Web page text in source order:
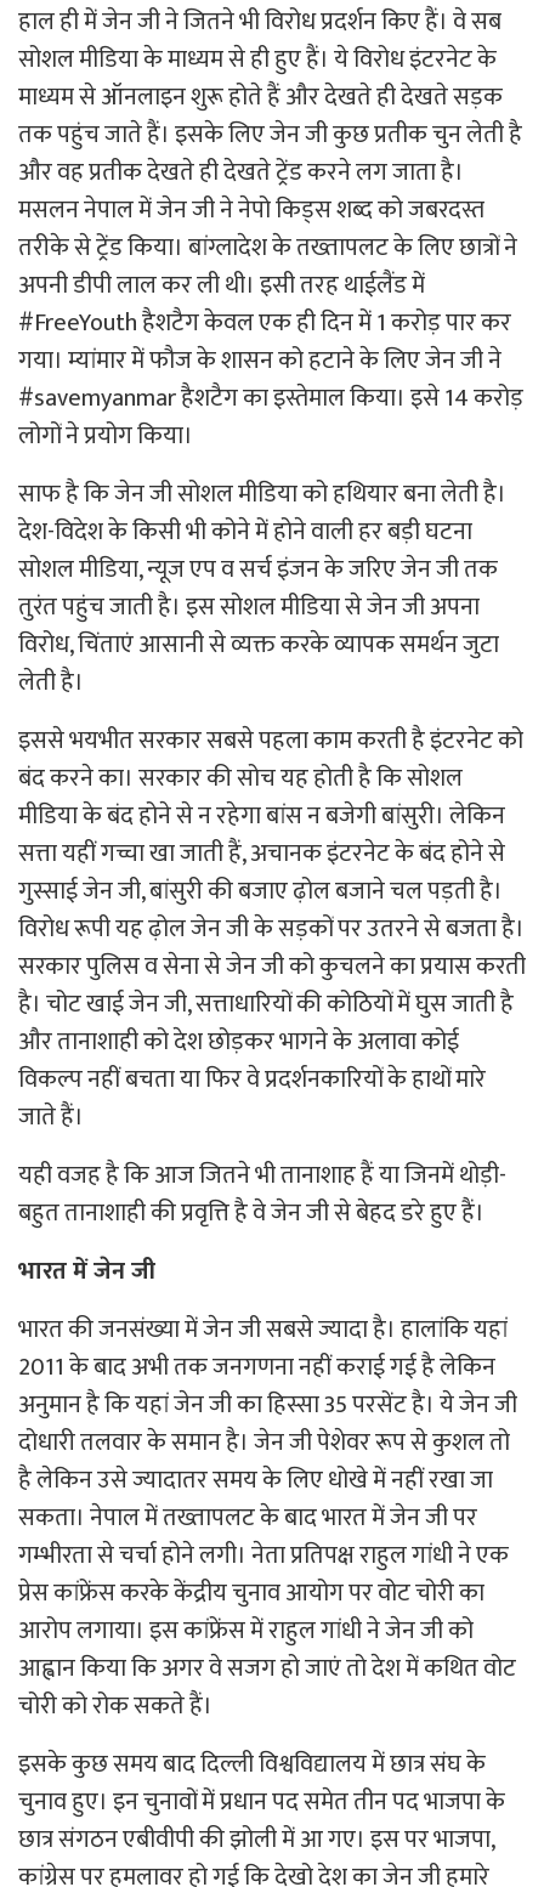
हाल ही में जेन जी ने जितने भी विरोध प्रदर्शन किए हैं। वे सब
सोशल मीडिया के माध्यम से ही हुए हैं। ये विरोध इंटरनेट के
माध्यम से ऑनलाइन शुरू होते हैं और देखते ही देखते सड़क
तक पहुंच जाते हैं। इसके लिए जेन जी कुछ प्रतीक चुन लेती है
और वह प्रतीक देखते ही देखते ट्रेंड करने लग जाता है।
मसलन नेपाल में जेन जी ने नेपो किड्स शब्द को जबरदस्त
तरीके से ट्रेंड किया। बांग्लादेश के तख्तापलट के लिए छात्रों ने
अपनी डीपी लाल कर ली थी। इसी तरह थाईलैंड में
#FreeYouth हैशटैग केवल एक ही दिन में 1 करोड़ पार कर
गया। म्यांमार में फौज के शासन को हटाने के लिए जेन जी ने
#savemyanmar हैशटैग का इस्तेमाल किया। इसे 14 करोड़
लोगों ने प्रयोग किया।
साफ है कि जेन जी सोशल मीडिया को हथियार बना लेती है।
देश-विदेश के किसी भी कोने में होने वाली हर बड़ी घटना
सोशल मीडिया, न्यूज एप व सर्च इंजन के जरिए जेन जी तक
तुरंत पहुंच जाती है। इस सोशल मीडिया से जेन जी अपना
विरोध, चिंताएं आसानी से व्यक्त करके व्यापक समर्थन जुटा
लेती है।
इससे भयभीत सरकार सबसे पहला काम करती है इंटरनेट को
बंद करने का। सरकार की सोच यह होती है कि सोशल
मीडिया के बंद होने से न रहेगा बांस न बजेगी बांसुरी। लेकिन
सत्ता यहीं गच्चा खा जाती हैं, अचानक इंटरनेट के बंद होने से
गुस्साई जेन जी, बांसुरी की बजाए ढ़ोल बजाने चल पड़ती है।
विरोध रूपी यह ढ़ोल जेन जी के सड़कों पर उतरने से बजता है।
सरकार पुलिस व सेना से जेन जी को कुचलने का प्रयास करती
है। चोट खाई जेन जी, सत्ताधारियों की कोठियों में घुस जाती है
और तानाशाही को देश छोड़कर भागने के अलावा कोई
विकल्प नहीं बचता या फिर वे प्रदर्शनकारियों के हाथों मारे
जाते हैं।
यही वजह है कि आज जितने भी तानाशाह हैं या जिनमें थोड़ी-
बहुत तानाशाही की प्रवृत्ति है वे जेन जी से बेहद डरे हुए हैं।
भारत में जेन जी
भारत की जनसंख्या में जेन जी सबसे ज्यादा है। हालांकि यहां
2011 के बाद अभी तक जनगणना नहीं कराई गई है लेकिन
अनुमान है कि यहां जेन जी का हिस्सा 35 परसेंट है। ये जेन जी
दोधारी तलवार के समान है। जेन जी पेशेवर रूप से कुशल तो
है लेकिन उसे ज्यादातर समय के लिए धोखे में नहीं रखा जा
सकता। नेपाल में तख्तापलट के बाद भारत में जेन जी पर
गम्भीरता से चर्चा होने लगी। नेता प्रतिपक्ष राहुल गांधी ने एक
प्रेस कांफ्रेंस करके केंद्रीय चुनाव आयोग पर वोट चोरी का
आरोप लगाया। इस कांफ्रेंस में राहुल गांधी ने जेन जी को
आह्वान किया कि अगर वे सजग हो जाएं तो देश में कथित वोट
चोरी को रोक सकते हैं।
इसके कुछ समय बाद दिल्ली विश्वविद्यालय में छात्र संघ के
चुनाव हुए। इन चुनावों में प्रधान पद समेत तीन पद भाजपा के
छात्र संगठन एबीवीपी की झोली में आ गए। इस पर भाजपा,
कांग्रेस पर हमलावर हो गई कि देखो देश का जेन जी हमारे